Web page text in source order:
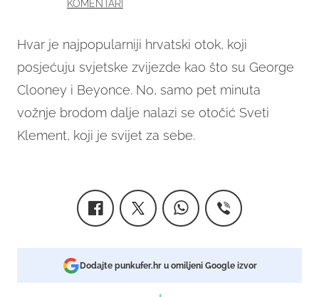
Hvar je najpopularniji hrvatski otok, koji
posjećuju svjetske zvijezde kao što su George
Clooney i Beyonce. No, samo pet minuta
vožnje brodom dalje nalazi se otočić Sveti
Klement, koji je svijet za sebe.
KOMENTARI
Dodajte punkufer.hr u omiljeni Google izvor